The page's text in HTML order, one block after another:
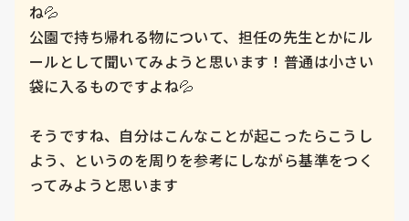
ね💦
公園で持ち帰れる物について、担任の先生とかにル
ールとして聞いてみようと思います！普通は小さい
袋に入るものですよね💦
そうですね、自分はこんなことが起こったらこうし
よう、というのを周りを参考にしながら基準をつく
ってみようと思います